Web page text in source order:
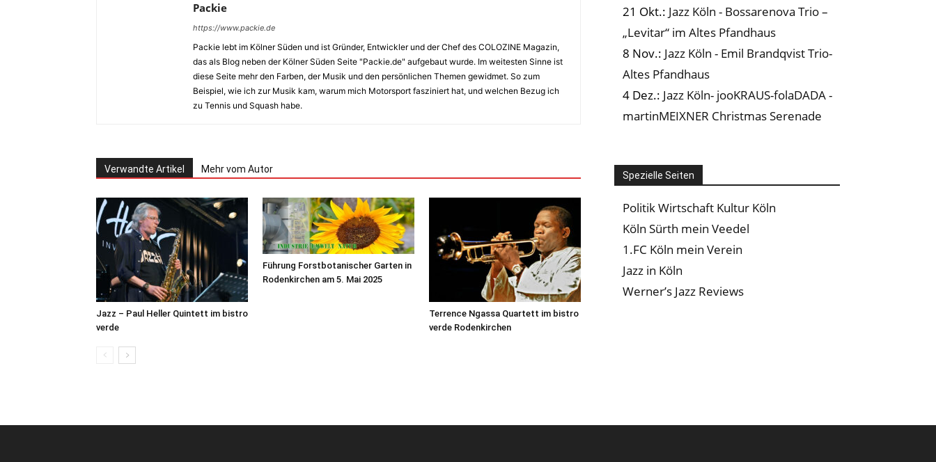
Packie
https://www.packie.de
Packie lebt im Kölner Süden und ist Gründer, Entwickler und der Chef des COLOZINE Magazin,
das als Blog neben der Kölner Süden Seite "Packie.de" aufgebaut wurde. Im weitesten Sinne ist
diese Seite mehr den Farben, der Musik und den persönlichen Themen gewidmet. So zum
Beispiel, wie ich zur Musik kam, warum mich Motorsport fasziniert hat, und welchen Bezug ich
zu Tennis und Squash habe.
Verwandte Artikel Mehr vom Autor
Jazz – Paul Heller Quintett im bistro
verde
Führung Forstbotanischer Garten in
Rodenkirchen am 5. Mai 2025
Terrence Ngassa Quartett im bistro
verde Rodenkirchen
21 Okt.: Jazz Köln - Bossarenova Trio –
„Levitar“ im Altes Pfandhaus
8 Nov.: Jazz Köln - Emil Brandqvist Trio-
Altes Pfandhaus
4 Dez.: Jazz Köln- jooKRAUS-folaDADA -
martinMEIXNER Christmas Serenade
Spezielle Seiten
Politik Wirtschaft Kultur Köln
Köln Sürth mein Veedel
1.FC Köln mein Verein
Jazz in Köln
Werner’s Jazz Reviews